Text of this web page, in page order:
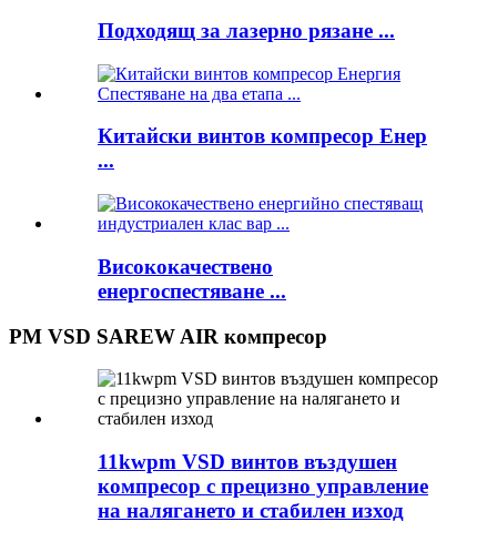
Подходящ за лазерно рязане ...
Китайски винтов компресор Енер
...
Висококачествено
енергоспестяване ...
PM VSD SAREW AIR компресор
11kwpm VSD винтов въздушен
компресор с прецизно управление
на налягането и стабилен изход